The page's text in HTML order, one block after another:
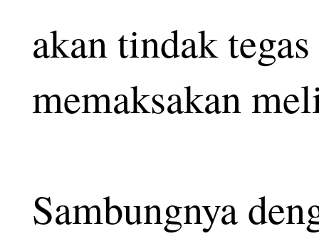
akan tindak
memaksakan
Sambungnya